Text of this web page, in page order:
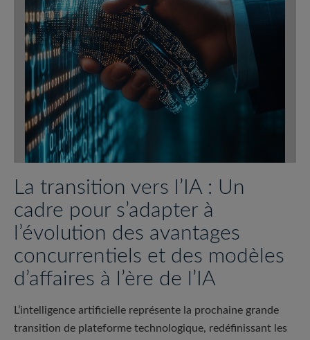
La transition vers l’IA : Un
cadre pour s’adapter à
l’évolution des avantages
concurrentiels et des modèles
d’affaires à l’ère de l’IA
L’intelligence artificielle représente la prochaine grande
transition de plateforme technologique, redéfinissant les